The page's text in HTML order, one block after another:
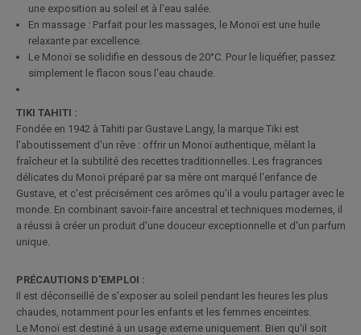
une exposition au soleil et à l'eau salée.
En massage : Parfait pour les massages, le Monoï est une huile
relaxante par excellence.
Le Monoï se solidifie en dessous de 20°C. Pour le liquéfier, passez
simplement le flacon sous l'eau chaude.
TIKI TAHITI :
Fondée en 1942 à Tahiti par Gustave Langy, la marque Tiki est
l'aboutissement d'un rêve : offrir un Monoï authentique, mêlant la
fraîcheur et la subtilité des recettes traditionnelles. Les fragrances
délicates du Monoï préparé par sa mère ont marqué l'enfance de
Gustave, et c'est précisément ces arômes qu'il a voulu partager avec le
monde. En combinant savoir-faire ancestral et techniques modernes, il
a réussi à créer un produit d'une douceur exceptionnelle et d'un parfum
unique.
PRÉCAUTIONS D'EMPLOI :
Il est déconseillé de s'exposer au soleil pendant les heures les plus
chaudes, notamment pour les enfants et les femmes enceintes.
Le Monoï est destiné à un usage externe uniquement. Bien qu'il soit